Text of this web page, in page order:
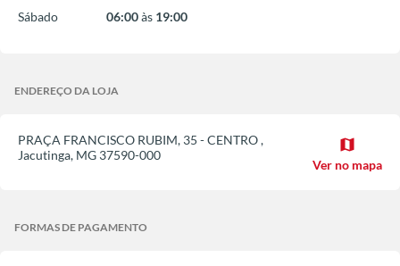
Sábado
06:00às 19:00
ENDEREÇO DA LOJA
PRAÇA FRANCISCO RUBIM, 35 - CENTRO,
Jacutinga, MG 37590-000
map
Ver no mapa
FORMAS DE PAGAMENTO